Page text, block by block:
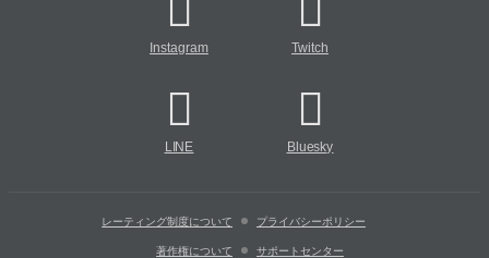
Instagram Twitch
LINE Bluesky
レーティング制度について プライバシーポリシー
著作権について サポートセンター